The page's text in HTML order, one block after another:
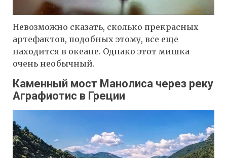
Невозможно сказать, сколько прекрасных
артефактов, подобных этому, все еще
находится в океане. Однако этот мишка
очень необычный.
Каменный мост Манолиса через реку
Аграфиотис в Греции